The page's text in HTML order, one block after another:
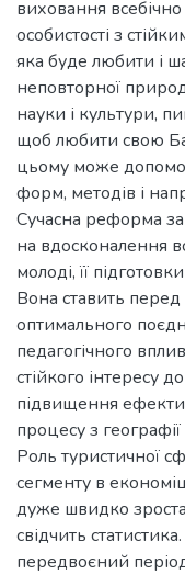
виховання
особистості з
яка буде любити і
неповторної
науки і культури,
щоб любити свою
цьому може
форм, методів і
Сучасна реформа
на вдосконалення
молоді, її
Вона ставить
оптимального
педагогічного
стійкого інтересу
підвищення
процесу з
Роль туристичної
сегменту в
дуже швидко
свідчить
передвоєний